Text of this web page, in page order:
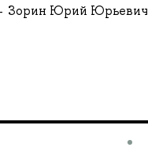
Зорин Юрий Юрьевич